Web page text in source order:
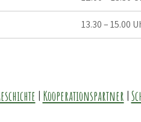
13.30 – 15.00
| Kooperationspartner |